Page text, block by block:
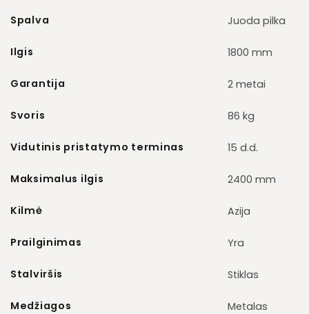
Spalva Juoda pilka
Ilgis 1800 mm
Garantija 2 metai
Svoris 86 kg
Vidutinis pristatymo terminas 15 d.d.
Maksimalus ilgis 2400 mm
Kilmė Azija
Prailginimas Yra
Stalviršis Stiklas
Medžiagos Metalas